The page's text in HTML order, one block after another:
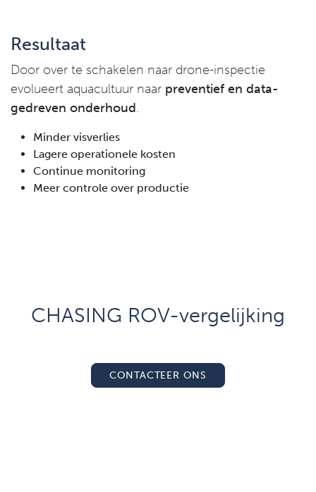
Resultaat
Door over te schakelen naar drone-inspectie
evolueert aquacultuur naar preventief en data-
gedreven onderhoud.
Minder visverlies
Lagere operationele kosten
Continue monitoring
Meer controle over productie
CHASING ROV-vergelijking
CONTACTEER ONS